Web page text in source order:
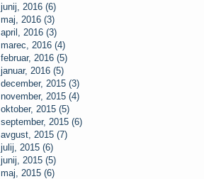
junij, 2016 (6)
maj, 2016 (3)
april, 2016 (3)
marec, 2016 (4)
februar, 2016 (5)
januar, 2016 (5)
december, 2015 (3)
november, 2015 (4)
oktober, 2015 (5)
september, 2015 (6)
avgust, 2015 (7)
julij, 2015 (6)
junij, 2015 (5)
maj, 2015 (6)